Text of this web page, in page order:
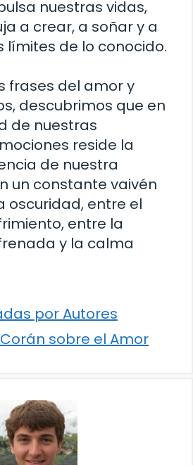
nuestras vidas,
a crear, a soñar y a
límites de lo conocido.
frases del amor y
descubrimos que en
de nuestras
reside la
de nuestra
un constante vaivén
oscuridad, entre el
entre la
y la calma
por Autores
sobre el Amor